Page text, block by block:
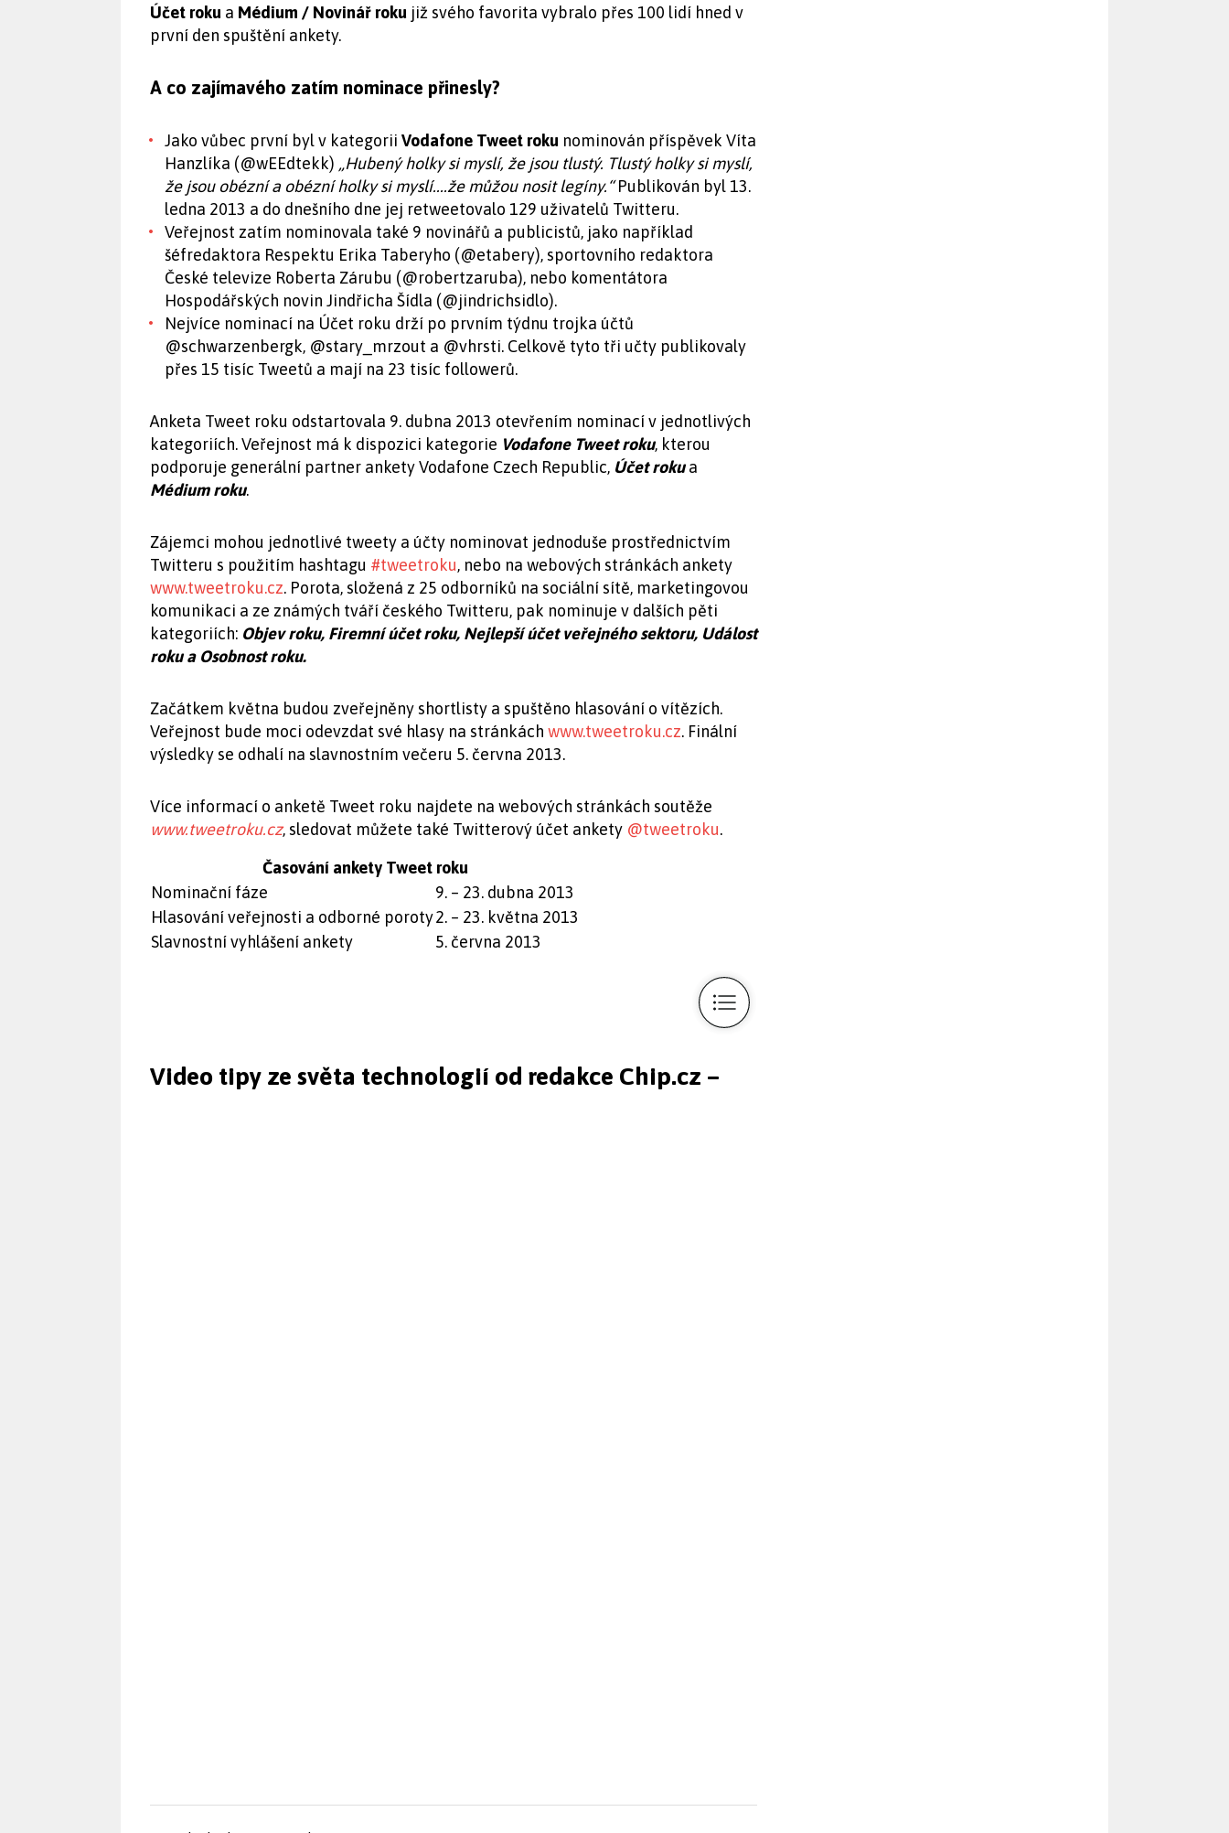
Účet roku a Médium / Novinář roku již svého favorita vybralo přes 100 lidí hned v
první den spuštění ankety.
A co zajímavého zatím nominace přinesly?
Jako vůbec první byl v kategorii Vodafone Tweet roku nominován příspěvek Víta
Hanzlíka (@wEEdtekk) „Hubený holky si myslí, že jsou tlustý. Tlustý holky si myslí,
že jsou obézní a obézní holky si myslí....že můžou nosit legíny.“Publikován byl 13.
ledna 2013 a do dnešního dne jej retweetovalo 129 uživatelů Twitteru.
Veřejnost zatím nominovala také 9 novinářů a publicistů, jako například
šéfredaktora Respektu Erika Taberyho (@etabery), sportovního redaktora
České televize Roberta Zárubu (@robertzaruba), nebo komentátora
Hospodářských novin Jindřicha Šídla (@jindrichsidlo).
Nejvíce nominací na Účet roku drží po prvním týdnu trojka účtů
@schwarzenbergk, @stary_mrzout a @vhrsti. Celkově tyto tři učty publikovaly
přes 15 tisíc Tweetů a mají na 23 tisíc followerů.
Anketa Tweet roku odstartovala 9. dubna 2013 otevřením nominací v jednotlivých
kategoriích. Veřejnost má k dispozici kategorie Vodafone Tweet roku, kterou
podporuje generální partner ankety Vodafone Czech Republic, Účet rokua
Médium roku.
Zájemci mohou jednotlivé tweety a účty nominovat jednoduše prostřednictvím
Twitteru s použitím hashtagu #tweetroku, nebo na webových stránkách ankety
www.tweetroku.cz. Porota, složená z 25 odborníků na sociální sítě, marketingovou
komunikaci a ze známých tváří českého Twitteru, pak nominuje v dalších pěti
kategoriích: Objev roku, Firemní účet roku, Nejlepší účet veřejného sektoru, Událost
roku a Osobnost roku.
Začátkem května budou zveřejněny shortlisty a spuštěno hlasování o vítězích.
Veřejnost bude moci odevzdat své hlasy na stránkách www.tweetroku.cz. Finální
výsledky se odhalí na slavnostním večeru 5. června 2013.
Více informací o anketě Tweet roku najdete na webových stránkách soutěže
www.tweetroku.cz, sledovat můžete také Twitterový účet ankety @tweetroku.
Časování ankety Tweet roku
Nominační fáze
9. – 23. dubna 2013
Hlasování veřejnosti a odborné poroty2. – 23. května 2013
Slavnostní vyhlášení ankety
5. června 2013
Video tipy ze světa technologií od redakce Chip.cz –